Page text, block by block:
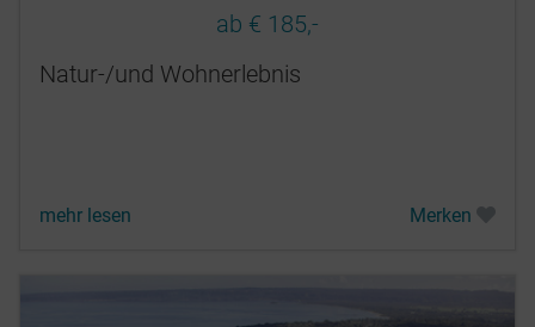
ab € 185,-
Natur-/und Wohnerlebnis
mehr lesen Merken